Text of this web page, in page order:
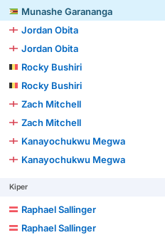
Munashe Garananga
Jordan Obita
Jordan Obita
Rocky Bushiri
Rocky Bushiri
Zach Mitchell
Zach Mitchell
Kanayochukwu Megwa
Kanayochukwu Megwa
Kiper
Raphael Sallinger
Raphael Sallinger